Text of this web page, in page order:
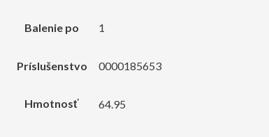
Balenie po 1
Príslušenstvo 0000185653
Hmotnosť 64.95